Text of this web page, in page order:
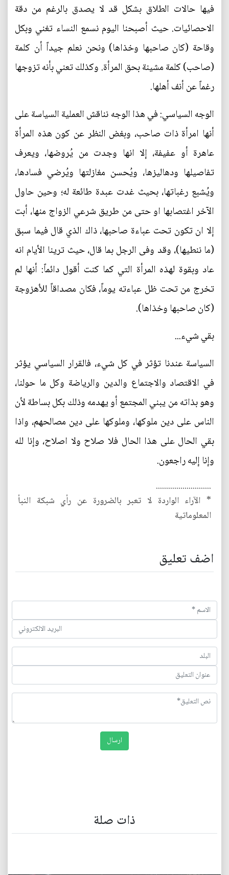
فيها حالات الطلاق بشكل قد لا يصدق بالرغم من دقة
الاحصائيات. حيث أصبحنا اليوم نسمع النساء تغني وبكل
وقاحة (كان صاحبها وخذاها) ونحن نعلم جيداً أن كلمة
(صاحب) كلمة مشينة بحق المرأة. وكذلك تعني بأنه تزوجها
رغماً عن أنف أهلها.
الوجه السياسي: في هذا الوجه نناقش العملية السياسة على
أنها امرأة ذات صاحب، وبغض النظر عن كون هذه المرأة
عاهرة أو عفيفة، إلا انها وجدت من يُروضها، ويعرف
تفاصيلها ودهاليزها، ويُحسن مغازلتها ويُرضي فسادها،
ويُشبع رغباتها، بحيث غدت عبدة طائعة له؛ وحين حاول
الآخر اغتصابها او حتى من طريق شرعي الزواج منها، أبت
إلا ان تكون تحت عباءة صاحبها، ذاك الذي قال فيما سبق
(ما ننطيها)، وقد وفى الرجل بما قال، حيث ترينا الأيام انه
عاد وبقوة لهذه المرأة التي كما كنت أقول دائماً: أنها لم
تخرج من تحت ظل عباءته يوماً، فكان مصداقاً للأهزوجة
(كان صاحبها وخذاها).
بقي شيء...
السياسة عندنا تؤثر في كل شيء، فالقرار السياسي يؤثر
في الاقتصاد والاجتماع والدين والرياضة وكل ما حولنا،
وهو بذاته من يبني المجتمع أو يهدمه وذلك بكل بساطة لأن
الناس على دين ملوكها، وملوكها على دين مصالحهم، واذا
بقي الحال على هذا الحال فلا صلاح ولا اصلاح، وإنا لله
وإنا إليه راجعون.
...........................
* الآراء الواردة لا تعبر بالضرورة عن رأي شبكة النبأ
المعلوماتية
اضف تعليق
ذات صلة